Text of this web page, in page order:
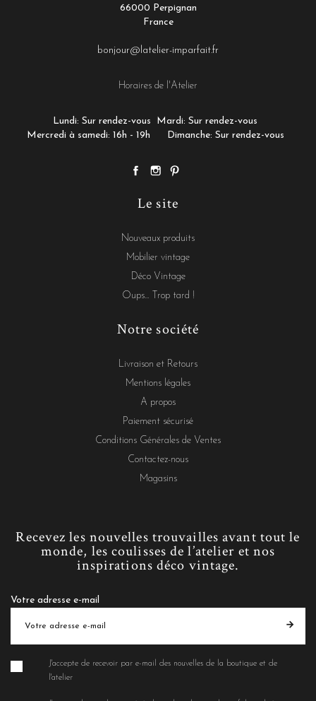
66000 Perpignan
France
bonjour@latelier-imparfait.fr
Horaires de l'Atelier
Lundi: Sur rendez-vous
Mardi: Sur rendez-vous
Mercredi à samedi: 16h - 19h
Dimanche: Sur rendez-vous
Le site
Nouveaux produits
Mobilier vintage
Déco Vintage
Oups... Trop tard !
Notre société
Livraison et Retours
Mentions légales
A propos
Paiement sécurisé
Conditions Générales de Ventes
Contactez-nous
Magasins
Recevez les nouvelles trouvailles avant tout le
monde, les coulisses de l’atelier et nos
inspirations déco vintage.
Votre adresse e-mail
J'accepte de recevoir par e-mail des nouvelles de la boutique et de
l'atelier